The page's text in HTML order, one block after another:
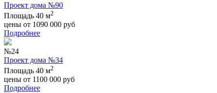
Проект дома №90
Площадь 40 м2
цены от 1090 000 руб
Подробнее
№24
Проект дома №34
Площадь 40 м2
цены от 1100 000 руб
Подробнее